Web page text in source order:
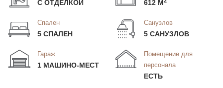
С ОТДЕЛКОЙ 612 М
Спален
5 СПАЛЕН
Санузлов
5 САНУЗЛОВ
Гараж
1 МАШИНО-МЕСТ
Помещение для
персонала
ЕСТЬ